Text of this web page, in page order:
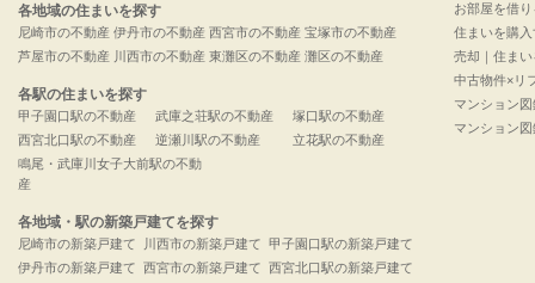
各地域の住まいを探す
尼崎市の不動産
芦屋市の不動産
伊丹市の不動産
川西市の不動産
西宮市の不動産
東灘区の不動産
宝塚市の不動産
灘区の不動産
各駅の住まいを探す
甲子園口駅の不動産
西宮北口駅の不動産
武庫之荘駅の不動産
逆瀬川駅の不動産
塚口駅の不動産
立花駅の不動産
鳴尾・武庫川女子大前駅の不動
産
各地域・駅の新築戸建てを探す
尼崎市の新築戸建て
伊丹市の新築戸建て
川西市の新築戸建て
西宮市の新築戸建て
甲子園口駅の新築戸建て
西宮北口駅の新築戸建て
お部屋を借り
住まいを購入
売却｜住ま
中古物件×リ
マンション
マンション